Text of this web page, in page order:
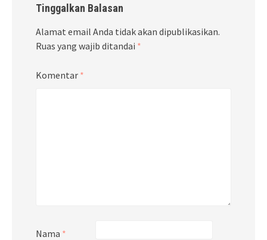
Tinggalkan Balasan
Alamat email Anda tidak akan dipublikasikan.
Ruas yang wajib ditandai *
Komentar *
Nama *